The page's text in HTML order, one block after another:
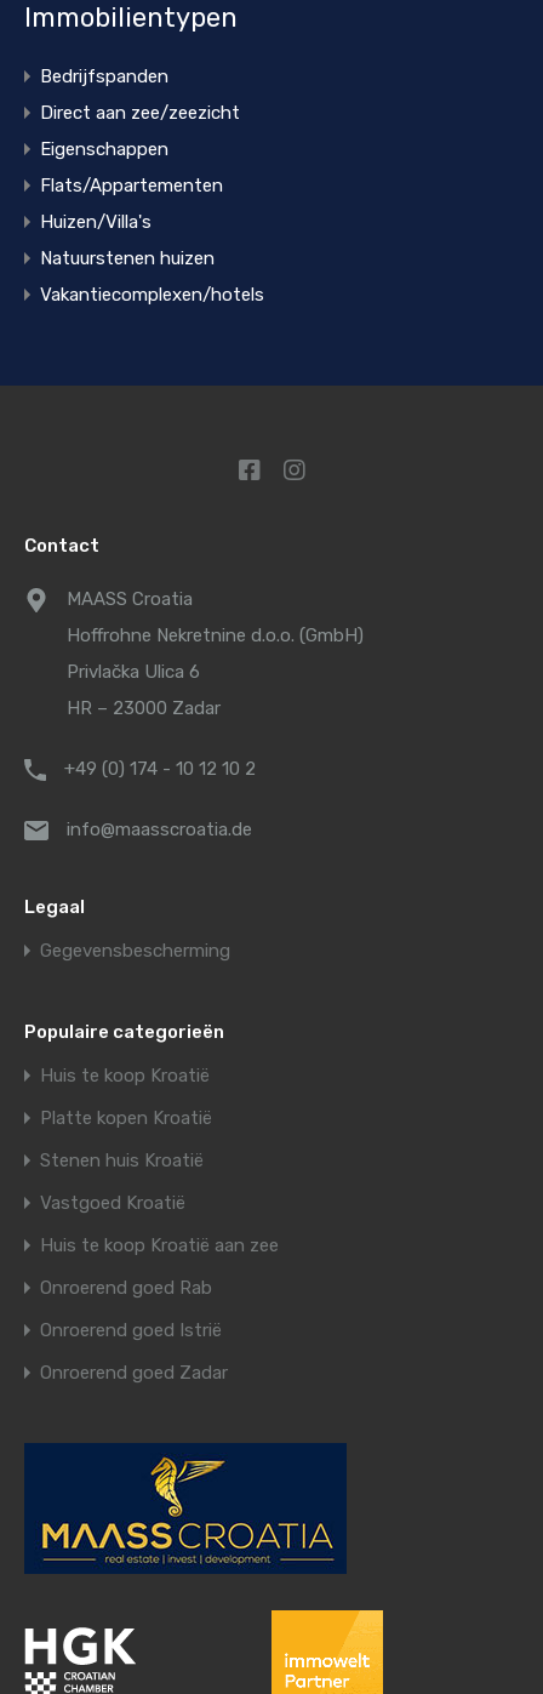
Immobilientypen
Bedrijfspanden
Direct aan zee/zeezicht
Eigenschappen
Flats/Appartementen
Huizen/Villa's
Natuurstenen huizen
Vakantiecomplexen/hotels
Contact
MAASS Croatia
Hoffrohne Nekretnine d.o.o. (GmbH)
Privlačka Ulica 6
HR – 23000 Zadar
+49 (0) 174 - 10 12 10 2
info@maasscroatia.de
Legaal
Gegevensbescherming
Populaire categorieën
Huis te koop Kroatië
Platte kopen Kroatië
Stenen huis Kroatië
Vastgoed Kroatië
Huis te koop Kroatië aan zee
Onroerend goed Rab
Onroerend goed Istrië
Onroerend goed Zadar